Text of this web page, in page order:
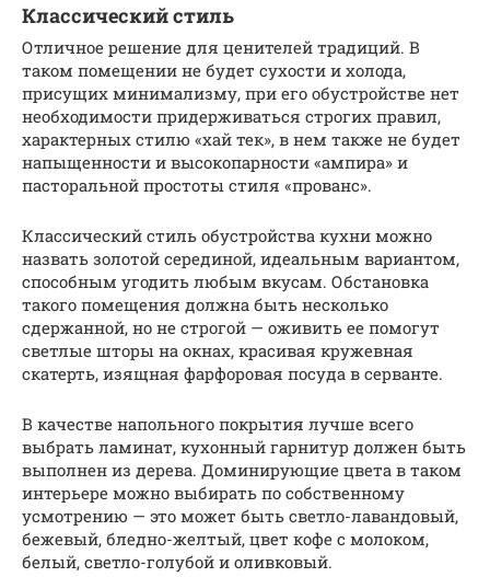
Классический стиль
Отличное решение для ценителей традиций. В
таком помещении не будет сухости и холода,
присущих минимализму, при его обустройстве нет
необходимости придерживаться строгих правил,
характерных стилю «хай тек», в нем также не будет
напыщенности и высокопарности «ампира» и
пасторальной простоты стиля «прованс».
Классический стиль обустройства кухни можно
назвать золотой серединой, идеальным вариантом,
способным угодить любым вкусам. Обстановка
такого помещения должна быть несколько
сдержанной, но не строгой — оживить ее помогут
светлые шторы на окнах, красивая кружевная
скатерть, изящная фарфоровая посуда в серванте.
В качестве напольного покрытия лучше всего
выбрать ламинат, кухонный гарнитур должен быть
выполнен из дерева. Доминирующие цвета в таком
интерьере можно выбирать по собственному
усмотрению — это может быть светло-лавандовый,
бежевый, бледно-желтый, цвет кофе с молоком,
белый, светло-голубой и оливковый.